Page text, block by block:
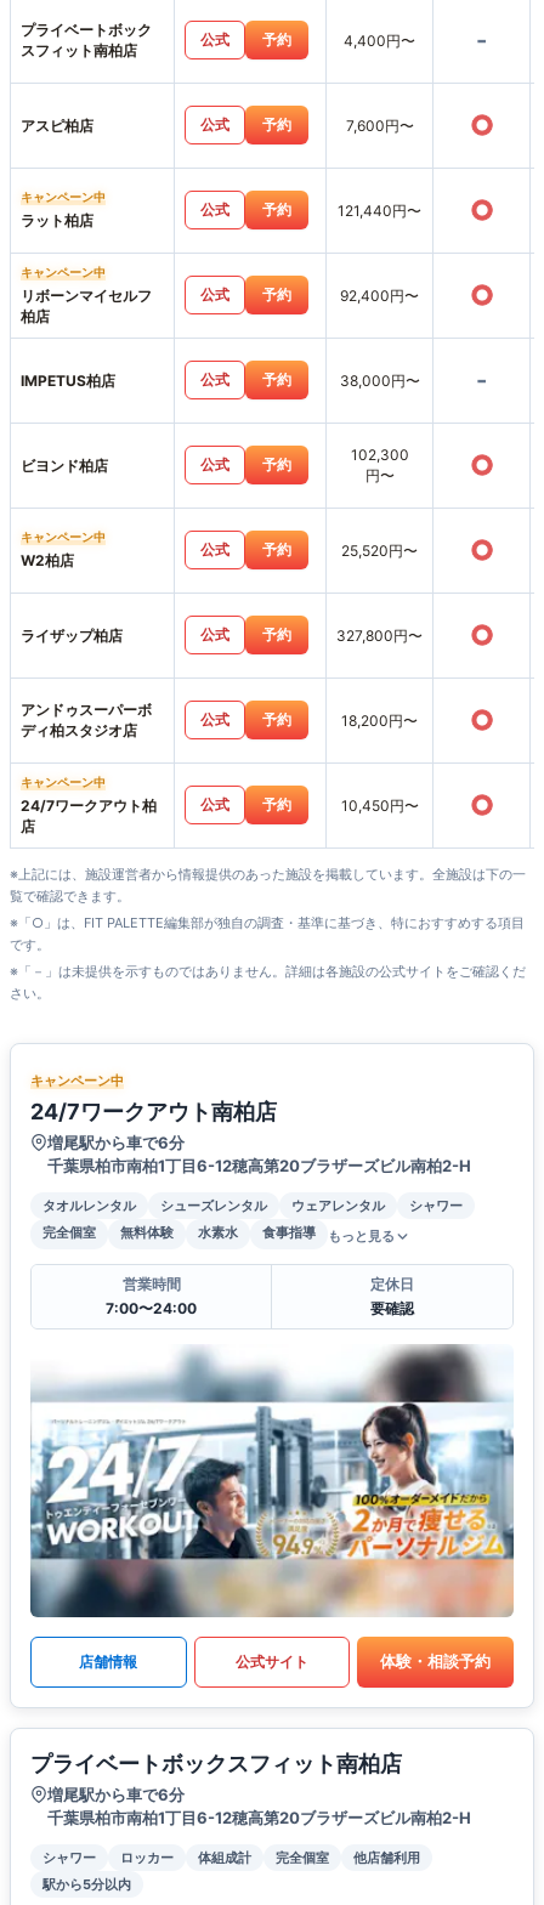
プライベートボック
スフィット南柏店
公式 予約 4,400円〜 -
アスピ柏店 公式 予約 7,600円〜 ○
キャンペーン中
ラット柏店
公式 予約 121,440円〜 ○
キャンペーン中
リボーンマイセルフ
柏店
公式 予約 92,400円〜 ○
IMPETUS柏店 公式 予約 38,000円〜 -
ビヨンド柏店 公式 予約
102,300
円〜
○
キャンペーン中
W2柏店
公式 予約 25,520円〜 ○
ライザップ柏店 公式 予約 327,800円〜 ○
アンドゥスーパーボ
ディ柏スタジオ店
公式 予約 18,200円〜 ○
キャンペーン中
24/7ワークアウト柏
店
公式 予約 10,450円〜 ○
※上記には、施設運営者から情報提供のあった施設を掲載しています。全施設は下の一
覧で確認できます。
※「○」は、FIT PALETTE編集部が独自の調査・基準に基づき、特におすすめする項目
です。
※「－」は未提供を示すものではありません。詳細は各施設の公式サイトをご確認くだ
さい。
キャンペーン中
24/7ワークアウト南柏店
増尾駅から車で6分
千葉県柏市南柏1丁目6-12穂高第20ブラザーズビル南柏2-H
タオルレンタル シューズレンタル ウェアレンタル
シャワー
完全個室
無料体験 水素水 食事指導 もっと見る
営業時間
7:00〜24:00
定休日
要確認
店舗情報 公式サイト 体験・相談予約
プライベートボックスフィット南柏店
増尾駅から車で6分
千葉県柏市南柏1丁目6-12穂高第20ブラザーズビル南柏2-H
シャワー ロッカー 体組成計 完全個室
他店舗利用
駅から5分以内